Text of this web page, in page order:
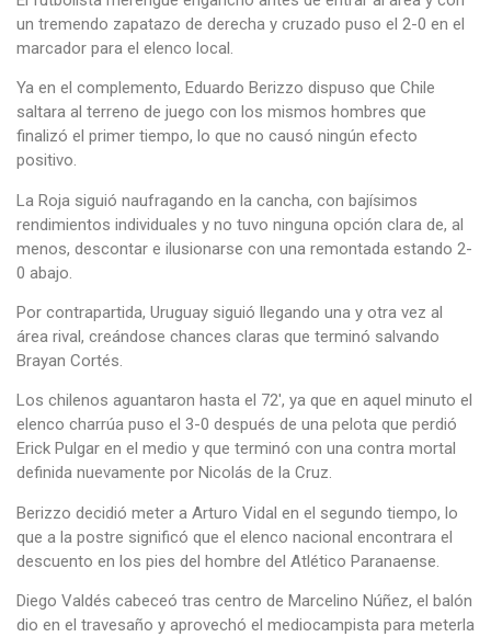
un tremendo zapatazo de derecha y cruzado puso el 2-0 en el
marcador para el elenco local.
Ya en el complemento, Eduardo Berizzo dispuso que Chile
saltara al terreno de juego con los mismos hombres que
finalizó el primer tiempo, lo que no causó ningún efecto
positivo.
La Roja siguió naufragando en la cancha, con bajísimos
rendimientos individuales y no tuvo ninguna opción clara de, al
menos, descontar e ilusionarse con una remontada estando 2-
0 abajo.
Por contrapartida, Uruguay siguió llegando una y otra vez al
área rival, creándose chances claras que terminó salvando
Brayan Cortés.
Los chilenos aguantaron hasta el 72′, ya que en aquel minuto el
elenco charrúa puso el 3-0 después de una pelota que perdió
Erick Pulgar en el medio y que terminó con una contra mortal
definida nuevamente por Nicolás de la Cruz.
Berizzo decidió meter a Arturo Vidal en el segundo tiempo, lo
que a la postre significó que el elenco nacional encontrara el
descuento en los pies del hombre del Atlético Paranaense.
Diego Valdés cabeceó tras centro de Marcelino Núñez, el balón
dio en el travesaño y aprovechó el mediocampista para meterla